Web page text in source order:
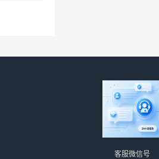
客服微信号